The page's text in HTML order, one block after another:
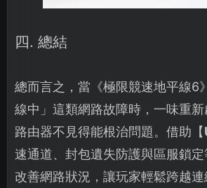
四. 總結
總而言之，當《極限競速地平線6
線中」這類網路故障時，一味重
路由器不見得能根治問題。借助【
速通道、封包遺失防護與區服鎖
改善網路狀況，讓玩家輕鬆跨越